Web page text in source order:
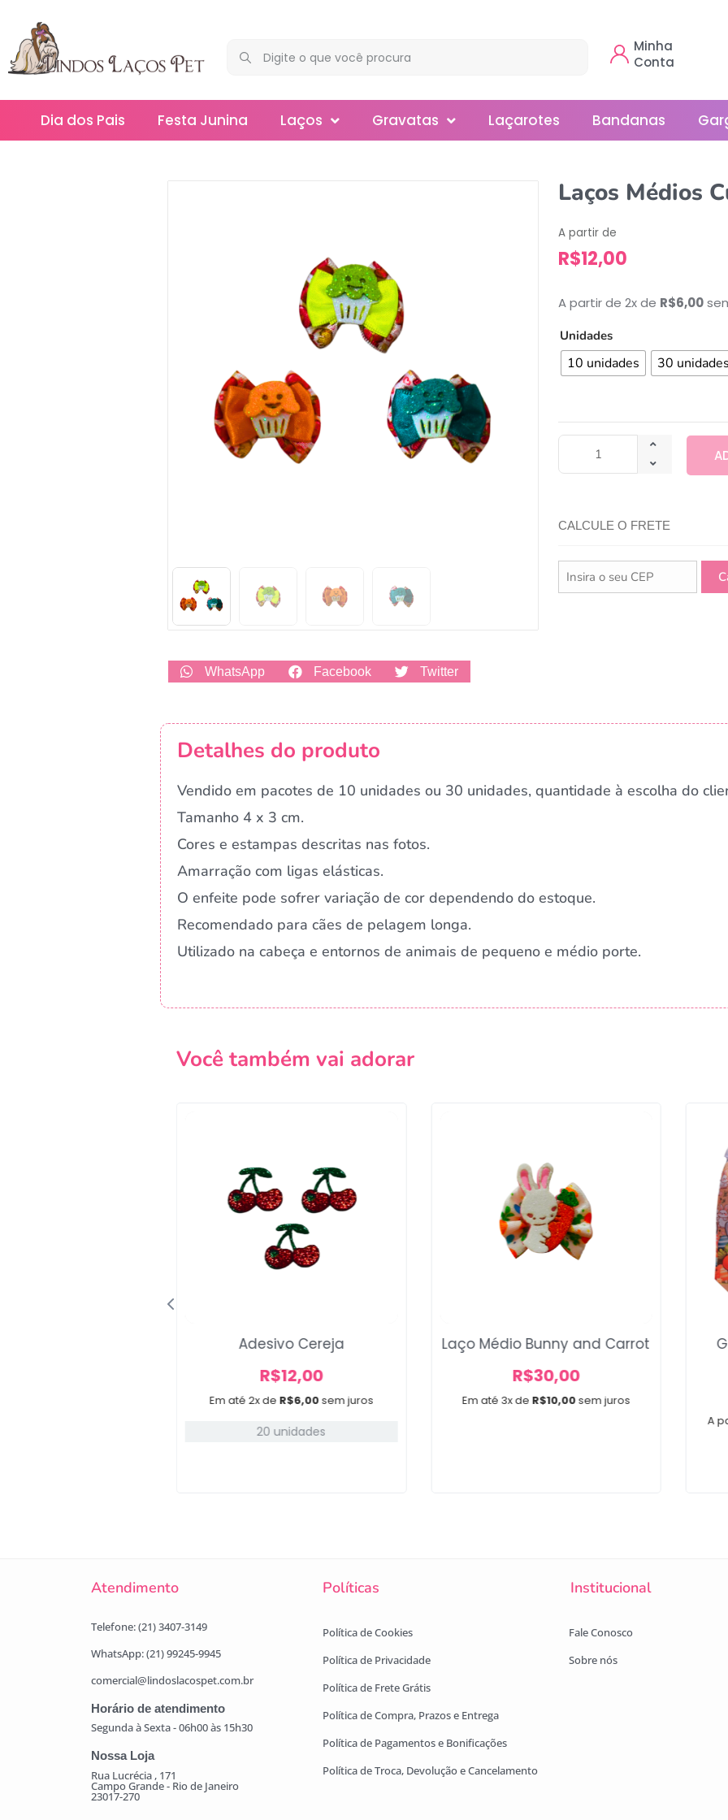
Minha
Conta
Dia dos Pais Festa Junina Laços
Mini
Slim
Gravatas
Smoking
Laçarotes Bandanas
WhatsApp Facebook Twitter
Laços Médios
A partir de
R$12,00
A partir de 2x de R$6,00
Unidades
10 unidades 30
CALCULE O FRETE
Detalhes do produto
Vendido em pacotes de 10 unidades ou 30 unidades, quantidade à escolha do
Tamanho 4 x 3 cm.
Cores e estampas descritas nas fotos.
Amarração com ligas elásticas.
O enfeite pode sofrer variação de cor dependendo do estoque.
Recomendado para cães de pelagem longa.
Utilizado na cabeça e entornos de animais de pequeno e médio porte.
Você também vai adorar
Em até 2x de R$6,00sem juros
Adesivo Cereja
R$12,00
20 unidades
Em até 3x de R$10,00sem juros
Laço Médio Bunny and Carrot
R$30,00
A
Atendimento Políticas Institucional
Telefone: (21) 3407-3149
WhatsApp: (21) 99245-9945
comercial@lindoslacospet.com.br
Horário de atendimento
Segunda à Sexta - 06h00 às 15h30
Nossa Loja
Rua Lucrécia , 171
Campo Grande - Rio de Janeiro
23017-270
Política de Cookies
Política de Privacidade
Política de Frete Grátis
Política de Compra, Prazos e Entrega
Política de Pagamentos e Bonificações
Política de Troca, Devolução e Cancelamento
Fale Conosco
Sobre nós
Campanha lançada com sucesso!